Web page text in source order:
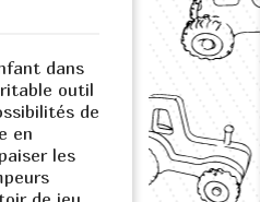
dans
outil
de
en
les